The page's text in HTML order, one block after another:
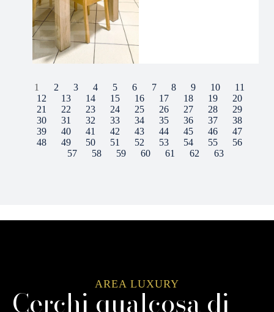
1 2 3 4 5 6 7 8 9 10
11
12
13 14 15 16 17 18 19
20
21
22 23 24 25 26 27 28
29
30
31 32 33 34 35 36 37
38
39
40 41 42 43 44 45 46
47
48
49 50 51 52 53 54 55
56
57
58 59 60 61 62 63
AREA LUXURY
Cerchi qualcosa di